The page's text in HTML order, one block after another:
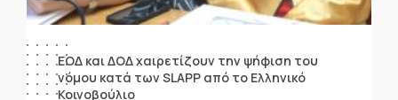
ΕΟΔ και ΔΟΔ χαιρετίζουν την ψήφιση του
νόμου κατά των SLAPP από το Ελληνικό
Κοινοβούλιο